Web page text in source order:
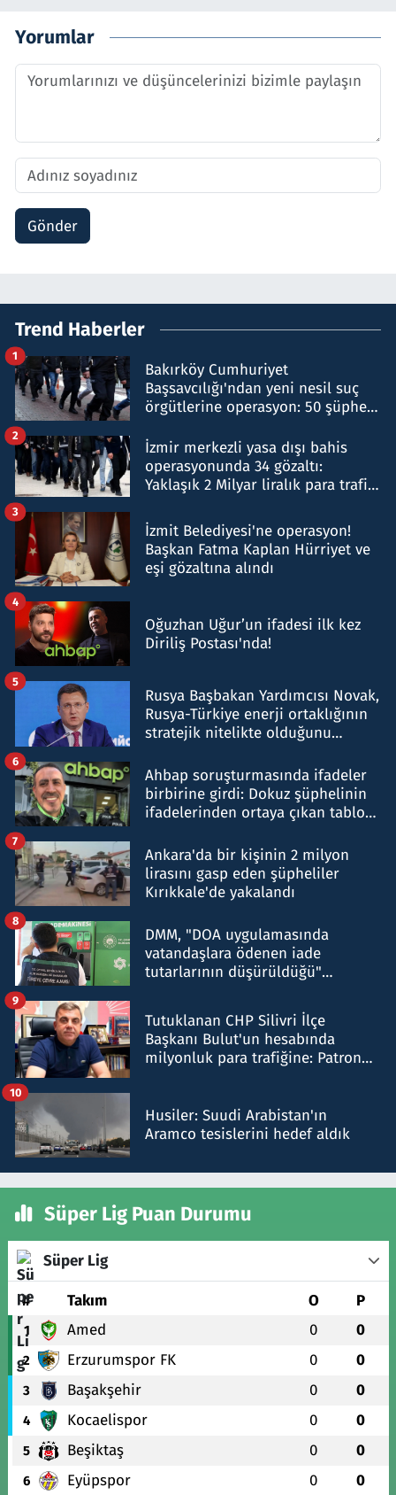
Yorumlar
Gönder
Trend Haberler
Bakırköy Cumhuriyet
Başsavcılığı'ndan yeni nesil suç
örgütlerine operasyon: 50 şüpheli
1
İzmir merkezli yasa dışı bahis
operasyonunda 34 gözaltı:
Yaklaşık 2 Milyar liralık para trafiği
2
İzmit Belediyesi'ne operasyon!
Başkan Fatma Kaplan Hürriyet ve
eşi gözaltına alındı
3
Oğuzhan Uğur’un ifadesi ilk kez
Diriliş Postası'nda!
4
Rusya Başbakan Yardımcısı Novak,
Rusya-Türkiye enerji ortaklığının
stratejik nitelikte olduğunu
5
Ahbap soruşturmasında ifadeler
birbirine girdi: Dokuz şüphelinin
ifadelerinden ortaya çıkan tablo
6
Ankara'da bir kişinin 2 milyon
lirasını gasp eden şüpheliler
Kırıkkale'de yakalandı
7
DMM, "DOA uygulamasında
vatandaşlara ödenen iade
tutarlarının düşürüldüğü"
8
Tutuklanan CHP Silivri İlçe
Başkanı Bulut'un hesabında
milyonluk para trafiğine: Patron
9
Husiler: Suudi Arabistan'ın
Aramco tesislerini hedef aldık
10
Süper Lig Puan Durumu
Süper Lig
# Takım O P
1 Amed 0 0
2 Erzurumspor FK 0 0
3 Başakşehir 0 0
4 Kocaelispor 0 0
5 Beşiktaş 0 0
6 Eyüpspor 0 0